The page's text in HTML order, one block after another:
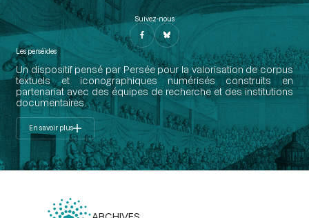
Suivez-nous
Les perséides
Un dispositif pensé par Persée pour la valorisation de corpus
textuels et iconographiques numérisés construits en
partenariat avec des équipes de recherche et des institutions
documentaires.
En savoir plus